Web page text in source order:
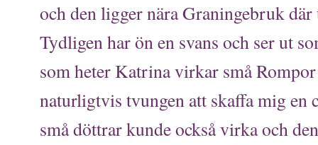
och den ligger nära Graningebruk
Tydligen har ön en svans och ser ut
som heter Katrina virkar små
naturligtvis tvungen att skaffa mig en
små döttrar kunde också virka och